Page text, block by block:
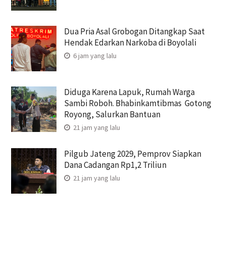
Dua Pria Asal Grobogan Ditangkap Saat
Hendak Edarkan Narkoba di Boyolali
6 jam yang lalu
Diduga Karena Lapuk, Rumah Warga
Sambi Roboh. Bhabinkamtibmas Gotong
Royong, Salurkan Bantuan
21 jam yang lalu
Pilgub Jateng 2029, Pemprov Siapkan
Dana Cadangan Rp1,2 Triliun
21 jam yang lalu